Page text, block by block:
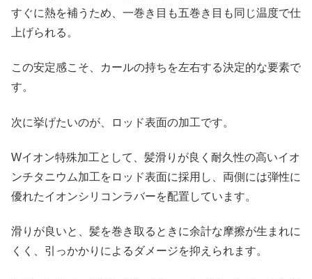
すぐに熱を補うため、一巻き目も五巻き目も同じ温度で仕
上げられる。
この安定感こそ、カールの持ちを左右する決定的な要素で
す。
次に挙げたいのが、ロッド表面の加工です。
Wイオン特殊加工として、髪滑りが良く耐久性の高いイオ
ンチタニウム加工をロッド表面に採用し、両側には弾性に
優れたイオンシリコンラバーを配置しています。
滑りが良いと、髪を巻き取るときに余計な摩擦が生まれに
くく、引っかかりによるダメージを抑えられます。